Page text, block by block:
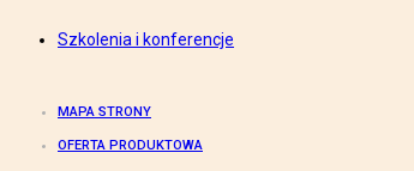
Szkolenia i konferencje
MAPA STRONY
OFERTA PRODUKTOWA